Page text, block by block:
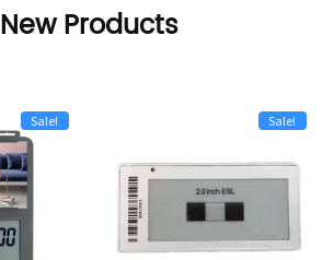
New Products
Sale! Sale!